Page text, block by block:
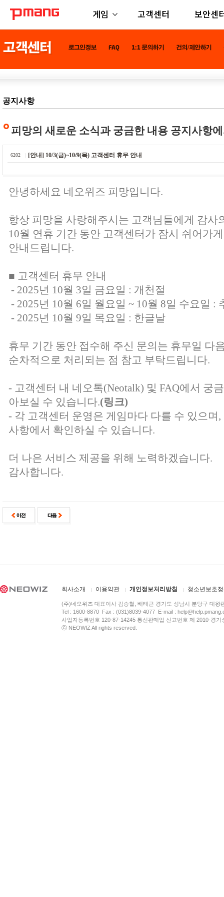
게임 고객센터 보안센
공지사항
피망의 새로운 소식과 궁금한 내용 공지사항
6202 [안내] 10/3(금)~10/9(목) 고객센터 휴무 안내
안녕하세요 네오위즈 피망입니다.
항상 피망을 사랑해주시는 고객님들에게 감사
10월 연휴 기간 동안 고객센터가 잠시 쉬어가
안내드립니다.
■ 고객센터 휴무 안내
- 2025년 10월 3일 금요일 : 개천절
- 2025년 10월 6일 월요일 ~ 10월 8일 수요일 :
- 2025년 10월 9일 목요일 : 한글날
휴무 기간 동안 접수해 주신 문의는 휴무일 다
순차적으로 처리되는 점 참고 부탁드립니다.
- 고객센터 내 네오톡(Neotalk) 및 FAQ에서 궁
아보실 수 있습니다.(링크)
- 각 고객센터 운영은 게임마다 다를 수 있으며
사항에서 확인하실 수 있습니다.
더 나은 서비스 제공을 위해 노력하겠습니다.
감사합니다.
회사소개 이용약관 개인정보처리방침 청소년보호
(주)네오위즈 대표이사 김승철, 배태근 경기도 성남시 분당구 대왕
Tel : 1600-8870 Fax : (031)8039-4077 E-mail :
사업자등록번호 120-87-14245 통신판매업 신고번호 제 2010-경
ⓒ NEOWIZ All rights reserved.